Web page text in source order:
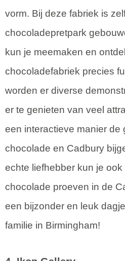
vorm. Bij deze fabriek is
chocoladepretpark
kun je meemaken en
chocoladefabriek precies
worden er diverse
er te genieten van veel
een interactieve manier de
chocolade en Cadbury
echte liefhebber kun je
chocolade proeven in de
een bijzonder en leuk
familie in Birmingham!